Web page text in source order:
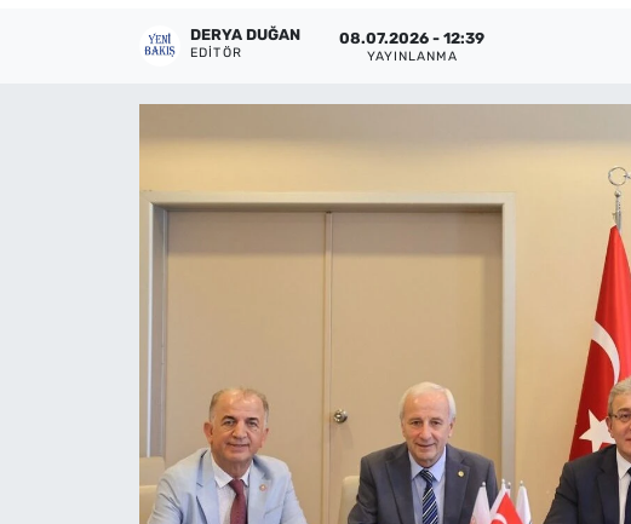
DERYA DUĞAN
EDITÖR
08.07.2026 - 12:39
YAYINLANMA